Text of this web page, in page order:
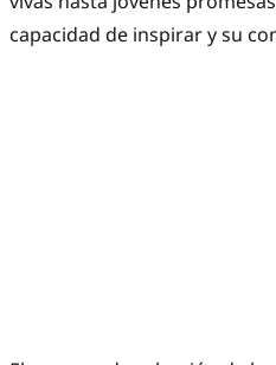
capacidad de inspirar y su